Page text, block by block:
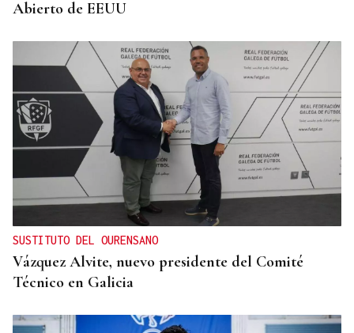
Abierto de EEUU
SUSTITUTO DEL OURENSANO
Vázquez Alvite, nuevo presidente del Comité
Técnico en Galicia